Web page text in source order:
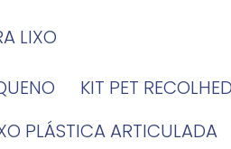
LIXO
KIT PET
PLÁSTICA ARTICULADA